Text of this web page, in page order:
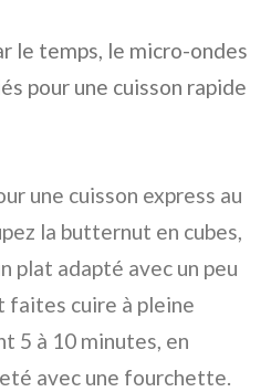
le temps, le micro-ondes
pour une cuisson rapide
une cuisson express au
la butternut en cubes,
plat adapté avec un peu
faites cuire à pleine
5 à 10 minutes, en
avec une fourchette.